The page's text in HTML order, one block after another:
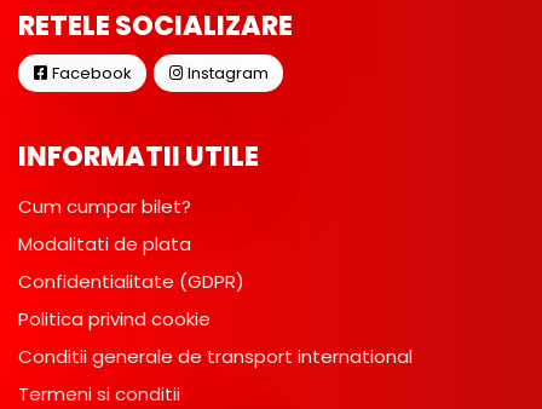
RETELE SOCIALIZARE
Facebook Instagram
INFORMATII UTILE
Cum cumpar bilet?
Modalitati de plata
Confidentialitate (GDPR)
Politica privind cookie
Conditii generale de transport international
Termeni si conditii